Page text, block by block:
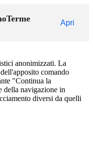
Apri
anonimizzati. La
comando
"Continua la
della navigazione in
diversi da quelli